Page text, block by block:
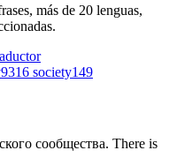
más de 20 lenguas,
9316 society149
сообщества. There is